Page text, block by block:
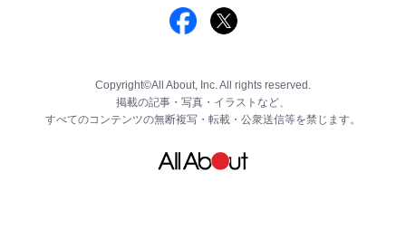
Copyright©All About, Inc. All rights reserved.
掲載の記事・写真・イラストなど、
すべてのコンテンツの無断複写・転載・公衆送信等を禁じます。